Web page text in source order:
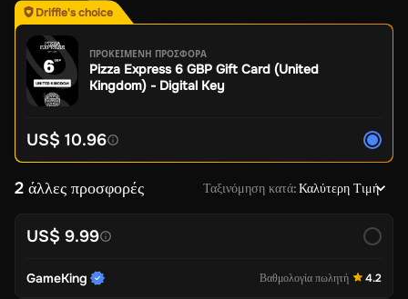
Driffle's choice
ΠΡΟΚΕΙΜΕΝΗ ΠΡΟΣΦΟΡΑ
Pizza Express 6 GBP Gift Card (United
Kingdom) - Digital Key
US$ 10.96
2 άλλες προσφορές Ταξινόμηση κατά:Καλύτερη Τιμή
US$ 9.99
GameKing Βαθμολογία πωλητή 4.2